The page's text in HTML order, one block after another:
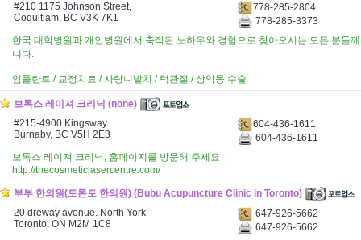
#210 1175 Johnson Street,
Coquitlam, BC V3K 7K1
778-285-2804
778-285-3373
한국 대학병원과 개인병원에서 축적된 노하우와 경험으로 찾아오시는 모든 분들
니다.
임플란트 / 교정치료 / 사랑니발치 / 턱관절 / 상악동 수술
보톡스 레이져 크리닉 (none)
#215-4900 Kingsway
Burnaby, BC V5H 2E3
604-436-1611
604-436-1611
보톡스 레이져 크리닉, 홈페이지를 방문해 주세요
http://thecosmeticlasercentre.com/
부부 한의원(토론토 한의원) (Bubu Acupuncture Clinic in Toronto)
20 dreway avenue. North York
Toronto, ON M2M 1C8
647-926-5662
647-926-5662